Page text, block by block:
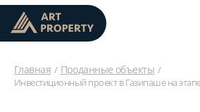
Главная Проданные объекты
Инвестиционный проект в Газипаше на